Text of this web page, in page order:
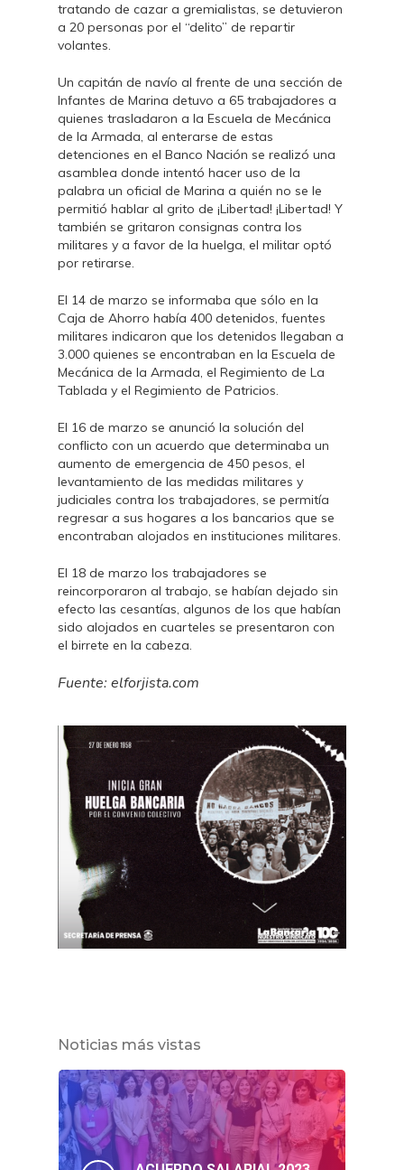
tratando de cazar a gremialistas, se detuvieron
a 20 personas por el “delito” de repartir
volantes.
Un capitán de navío al frente de una sección de
Infantes de Marina detuvo a 65 trabajadores a
quienes trasladaron a la Escuela de Mecánica
de la Armada, al enterarse de estas
detenciones en el Banco Nación se realizó una
asamblea donde intentó hacer uso de la
palabra un oficial de Marina a quién no se le
permitió hablar al grito de ¡Libertad! ¡Libertad! Y
también se gritaron consignas contra los
militares y a favor de la huelga, el militar optó
por retirarse.
El 14 de marzo se informaba que sólo en la
Caja de Ahorro había 400 detenidos, fuentes
militares indicaron que los detenidos llegaban a
3.000 quienes se encontraban en la Escuela de
Mecánica de la Armada, el Regimiento de La
Tablada y el Regimiento de Patricios.
El 16 de marzo se anunció la solución del
conflicto con un acuerdo que determinaba un
aumento de emergencia de 450 pesos, el
levantamiento de las medidas militares y
judiciales contra los trabajadores, se permitía
regresar a sus hogares a los bancarios que se
encontraban alojados en instituciones militares.
El 18 de marzo los trabajadores se
reincorporaron al trabajo, se habían dejado sin
efecto las cesantías, algunos de los que habían
sido alojados en cuarteles se presentaron con
el birrete en la cabeza.
Fuente: elforjista.com
Noticias más vistas